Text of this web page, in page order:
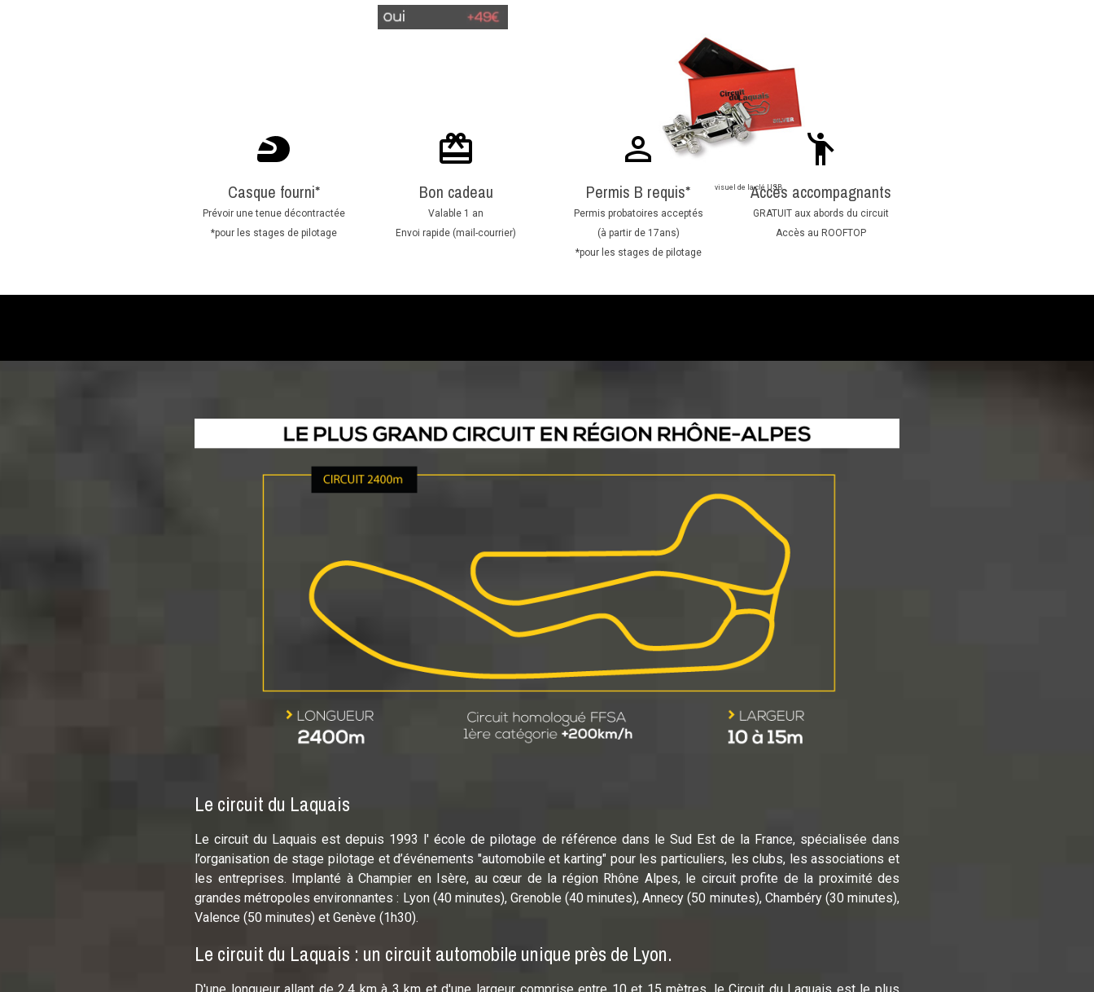
visuel de la clé USB
oui
(
Casque fourni*
Prévoir une tenue décontractée
*pour les stages de pilotage
Bon cadeau
Valable 1 an
Envoi rapide (mail-courrier)
Permis B requis*
Permis probatoires acceptés
(à partir de 17ans)
*pour les stages de pilotage
Accès accompagnants
GRATUIT aux abords du circuit
Accès au ROOFTOP
Le circuit du Laquais
Le circuit du Laquais est depuis 1993 l' école de pilotage de référence dans le Sud Est de la France, spécialisée dans
l’organisation de stage pilotage et d’événements "automobile et karting" pour les particuliers, les clubs, les associations et
les entreprises. Implanté à Champier en Isère, au cœur de la région Rhône Alpes, le circuit profite de la proximité des
grandes métropoles environnantes : Lyon (40 minutes), Grenoble (40 minutes), Annecy (50 minutes), Chambéry (30 minutes),
Valence (50 minutes) et Genève (1h30).
Le circuit du Laquais : un circuit automobile unique près de Lyon.